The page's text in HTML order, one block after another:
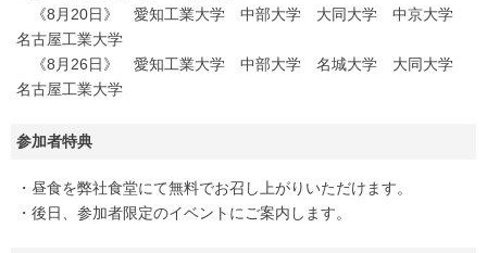
《8月20日》 愛知工業大学 中部大学 大同大学 中京大学
名古屋工業大学
《8月26日》 愛知工業大学 中部大学 名城大学 大同大学
名古屋工業大学
参加者特典
・昼食を弊社食堂にて無料でお召し上がりいただけます。
・後日、参加者限定のイベントにご案内します。